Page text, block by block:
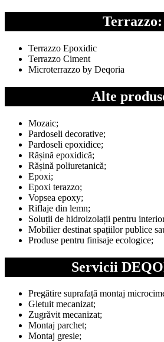
Terrazzo:
Terrazzo Epoxidic
Terrazzo Ciment
Microterrazzo by Deqoria
Alte
Mozaic;
Pardoseli decorative;
Pardoseli epoxidice;
Rășină epoxidică;
Rășină poliuretanică;
Epoxi;
Epoxi terazzo;
Vopsea epoxy;
Riflaje din lemn;
Soluții de hidroizolații pentru
Mobilier destinat spațiilor publice
Produse pentru finisaje ecologice;
Servicii
Pregătire suprafață montaj
Gletuit mecanizat;
Zugrăvit mecanizat;
Montaj parchet;
Montaj gresie;